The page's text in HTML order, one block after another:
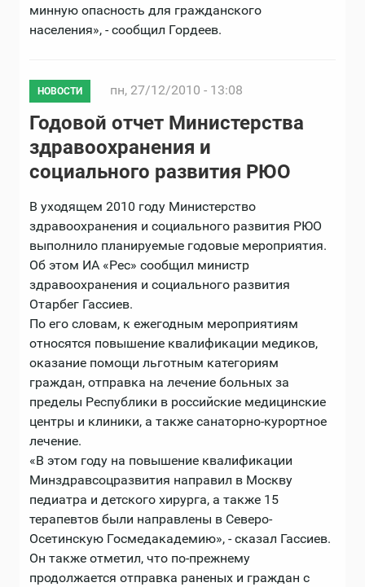
минную опасность для гражданского
населения», - сообщил Гордеев.
НОВОСТИ пн, 27/12/2010 - 13:08
Годовой отчет Министерства
здравоохранения и
социального развития РЮО
В уходящем 2010 году Министерство
здравоохранения и социального развития РЮО
выполнило планируемые годовые мероприятия.
Об этом ИА «Рес» сообщил министр
здравоохранения и социального развития
Отарбег Гассиев.
По его словам, к ежегодным мероприятиям
относятся повышение квалификации медиков,
оказание помощи льготным категориям
граждан, отправка на лечение больных за
пределы Республики в российские медицинские
центры и клиники, а также санаторно-курортное
лечение.
«В этом году на повышение квалификации
Минздравсоцразвития направил в Москву
педиатра и детского хирурга, а также 15
терапевтов были направлены в Северо-
Осетинскую Госмедакадемию», - сказал Гассиев.
Он также отметил, что по-прежнему
продолжается отправка раненых и граждан с